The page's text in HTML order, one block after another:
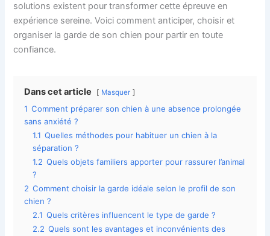
solutions existent pour transformer cette épreuve en
expérience sereine. Voici comment anticiper, choisir et
organiser la garde de son chien pour partir en toute
confiance.
Dans cet article Masquer
1 Comment préparer son chien à une absence prolongée
sans anxiété ?
1.1 Quelles méthodes pour habituer un chien à la
séparation ?
1.2 Quels objets familiers apporter pour rassurer l’animal
?
2 Comment choisir la garde idéale selon le profil de son
chien ?
2.1 Quels critères influencent le type de garde ?
2.2 Quels sont les avantages et inconvénients des